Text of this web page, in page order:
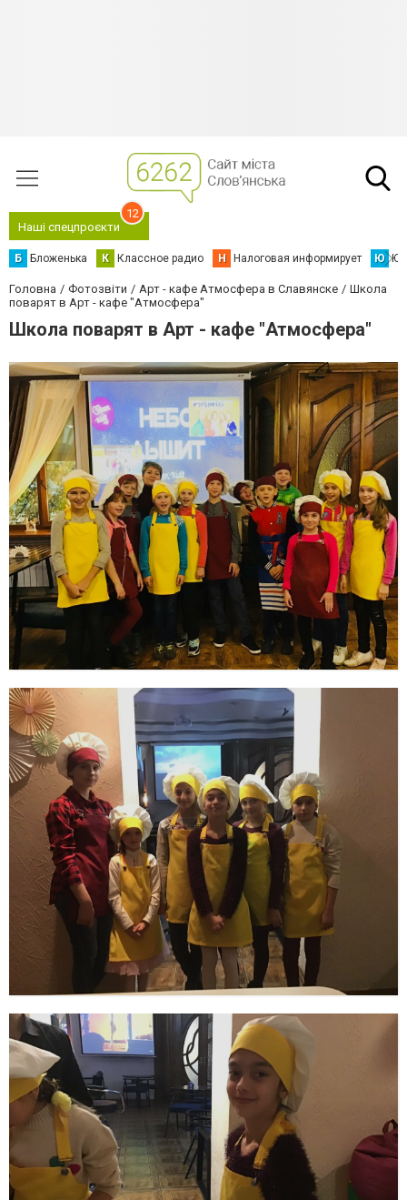
Наші спецпроєкти
12
Б Бложенька К Классное радио Н Налоговая информирует Ю
Головна Фотозвіти Арт - кафе Атмосфера в Славянске
Школа
поварят в Арт - кафе "Атмосфера"
Школа поварят в Арт - кафе "Атмосфера"